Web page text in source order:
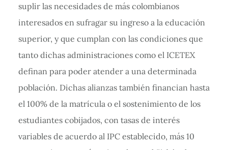
suplir las necesidades de más colombianos
interesados en sufragar su ingreso a la educación
superior, y que cumplan con las condiciones que
tanto dichas administraciones como el ICETEX
definan para poder atender a una determinada
población. Dichas alianzas también financian hasta
el 100% de la matrícula o el sostenimiento de los
estudiantes cobijados, con tasas de interés
variables de acuerdo al IPC establecido, más 10